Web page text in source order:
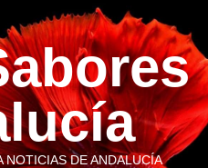
NOTICIAS DE ANDALUCÍA